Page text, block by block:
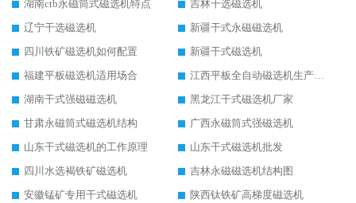
湖南ctb永磁筒式磁选机特点
吉林干选磁选机
辽宁干选磁选机
新疆干式永磁磁选机
四川铁矿磁选机如何配置
新疆干式磁选机
福建平板磁选机适用场合
江西平板全自动磁选机生产厂家
湖南干式强磁磁选机
黑龙江干式磁选机厂家
甘肃永磁筒式磁选机结构
广西永磁筒式强磁选机
山东干式磁选机的工作原理
山东干式磁选机批发
四川水选褐铁矿磁选机
吉林永磁磁选机结构图
安徽锰矿专用干式磁选机
陕西钛铁矿高梯度磁选机